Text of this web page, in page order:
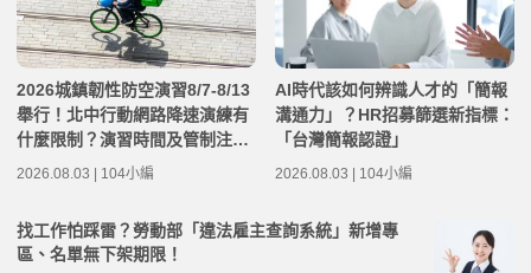
2026城鎮韌性防空演習8/7-8/13
舉行！北中行動網路降速演練有
什麼限制？演習時間及管制注意
事項整理
2026.08.03 | 104小編
AI時代該如何辨識人才的「簡報
溝通力」？HR招募篩選新指標：
「台灣簡報認證」
2026.08.03 | 104小編
找工作怕踩雷？勞動部「違法雇主查詢系統」新增專
區、名單無下架期限！